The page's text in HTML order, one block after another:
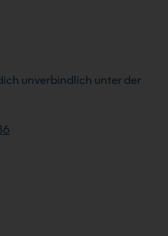
unverbindlich unter der